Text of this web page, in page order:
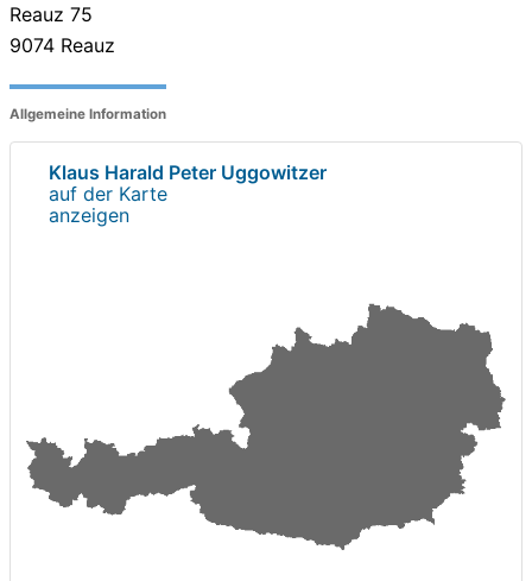
Reauz 75
9074 Reauz
Allgemeine Information
Klaus Harald Peter Uggowitzer
auf der Karte
anzeigen